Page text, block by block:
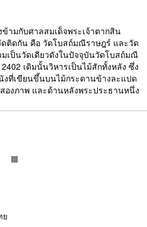
ามกับศาลสมเด็จพระเจ้าตากสิน
ติดกัน คือ วัดโบสถ์มณีราษฎร์ และวัด
เป็นวัดเดียวดังในปัจจุบันวัดโบสถ์มณี
เดิมนั้นวิหารเป็นไม้สักทั้งหลัง ซึ่ง
งที่เขียนขึ้นบนไม้กระดานข้างละแปด
งภาพ และด้านหลังพระประธานหนึ่ง
ย